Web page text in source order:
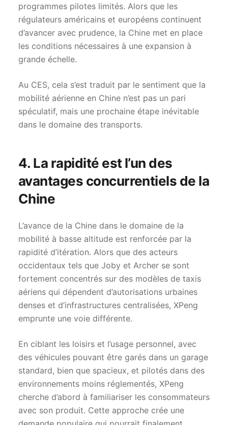
programmes pilotes limités. Alors que les
régulateurs américains et européens continuent
d’avancer avec prudence, la Chine met en place
les conditions nécessaires à une expansion à
grande échelle.
Au CES, cela s’est traduit par le sentiment que la
mobilité aérienne en Chine n’est pas un pari
spéculatif, mais une prochaine étape inévitable
dans le domaine des transports.
4. La rapidité est l’un des
avantages concurrentiels de la
Chine
L’avance de la Chine dans le domaine de la
mobilité à basse altitude est renforcée par la
rapidité d’itération. Alors que des acteurs
occidentaux tels que Joby et Archer se sont
fortement concentrés sur des modèles de taxis
aériens qui dépendent d’autorisations urbaines
denses et d’infrastructures centralisées, XPeng
emprunte une voie différente.
En ciblant les loisirs et l’usage personnel, avec
des véhicules pouvant être garés dans un garage
standard, bien que spacieux, et pilotés dans des
environnements moins réglementés, XPeng
cherche d’abord à familiariser les consommateurs
avec son produit. Cette approche crée une